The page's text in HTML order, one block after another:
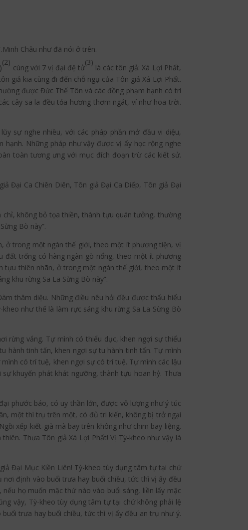
Châu như đã nói ở trên.
(2)
cùng với 7 vị đại đệ tử
(3)
là các tôn giả: Xá Lợi Phất,
giả kia cùng đi đến chỗ ngụ của Tôn giả Xá Lợi Phất.
được Đức Thế Tôn và các đồng phạm hạnh có trí
cây sa la đều tỏa hương thơm ngát, ví như hoa trời.
sự nghe nhiều, với các pháp phần mở đầu vi diệu,
Những pháp như vậy được vị ấy học rộng nghe
toàn tương ưng với mục đích đoạn trừ các kiết sử.
Đại Ca Chiên Diên, Tôn giả Đại Ca Diếp, Tôn giả Đại
không bỏ tọa thiền, thành tựu quán tưởng, thường
Bò này”.
ở trong một ngàn thế giới, theo một ít phương tiện, vị
đất trống có hàng ngàn gò nổng, theo một ít phương
tựu thiên nhãn, ở trong một ngàn thế giới, theo một ít
khu rừng Sa La Sừng Bò này”.
thâm diệu. Những điều nêu hỏi đều được thấu hiểu
như thế là làm rực sáng khu rừng Sa La Sừng Bò
rừng vắng. Tự mình có thiểu dục, khen ngợi sự thiểu
hành tinh tấn, khen ngợi sự tu hành tinh tấn. Tự mình
có trí tuệ, khen ngợi sự có trí tuệ. Tự mình các lậu
khuyến phát khát ngưỡng, thành tựu hoan hỷ. Thưa
phước báo, có uy thần lớn, được vô lượng như ý túc
một thì trụ trên một, có đủ tri kiến, không bị trở ngại
xếp kiết-già mà bay trên không như chim bay liệng.
Thưa Tôn giả Xá Lợi Phất! Vị Tỳ-kheo như vậy là
Đại Mục Kiền Liên! Tỳ-kheo tùy dụng tâm tự tại chứ
định vào buổi trưa hay buổi chiều, tức thì vị ấy đều
họ muốn mặc thứ nào vào buổi sáng, liền lấy mặc
vậy, Tỳ-kheo tùy dụng tâm tự tại chứ không phải lệ
trưa hay buổi chiều, tức thì vị ấy đều an trụ như ý.